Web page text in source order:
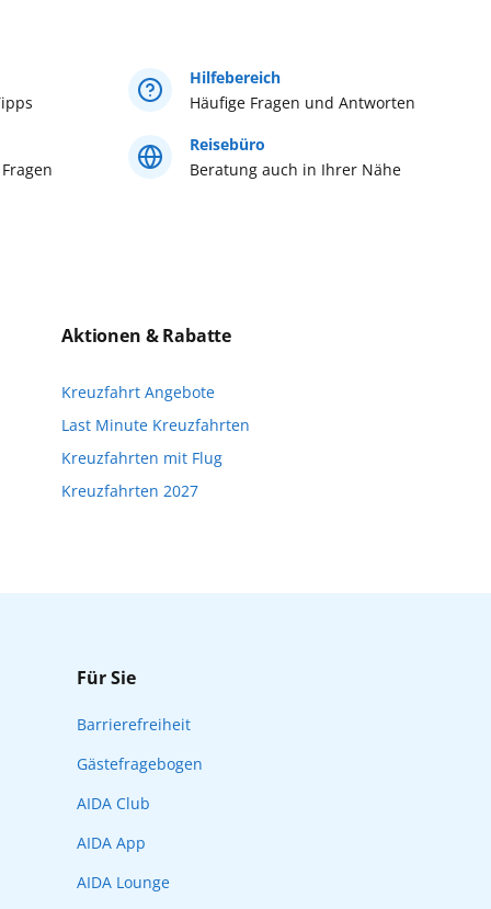
mehr erfahren
Häufige Fragen und Antworten
Hilfebereich
Beratung auch in Ihrer Nähe
Reisebüro
Aktionen & Rabatte
Kreuzfahrt Angebote
Last Minute Kreuzfahrten
Kreuzfahrten mit Flug
Kreuzfahrten 2027
Für Sie
Barrierefreiheit
Gästefragebogen
AIDA Club
AIDA App
AIDA Lounge